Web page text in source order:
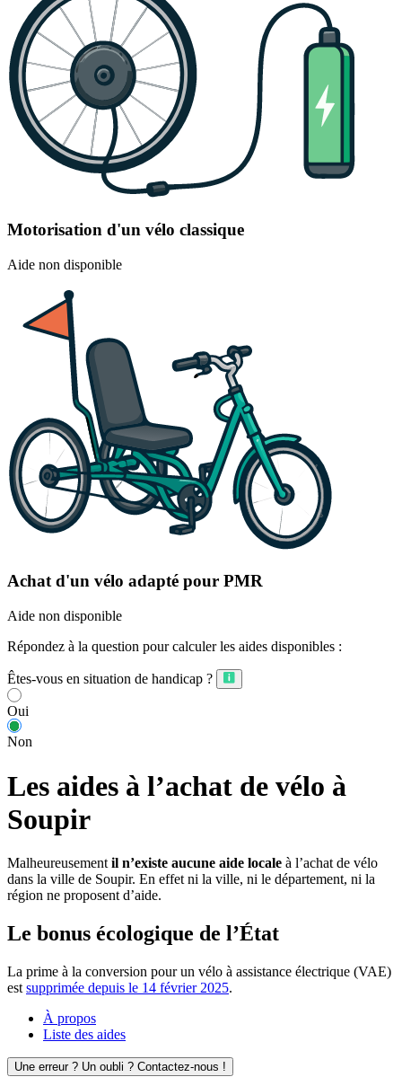
Motorisation d'un vélo classique
Aide non disponible
Achat d'un vélo adapté pour PMR
Aide non disponible
Répondez à la question pour calculer les aides disponibles :
Êtes-vous en situation de handicap ?
Oui
Non
Les aides à l’achat de vélo à
Soupir
Malheureusement il n’existe aucune aide locale à l’achat de vélo
dans la ville de Soupir. En effet ni la ville, ni le département, ni la
région ne proposent d’aide.
Le bonus écologique de l’État
La prime à la conversion pour un vélo à assistance électrique (VAE)
est supprimée depuis le 14 février 2025.
À propos
Liste des aides
Une erreur ? Un oubli ? Contactez-nous !